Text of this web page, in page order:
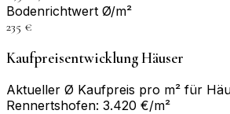
Bodenrichtwert Ø/m²
235 €
Kaufpreisentwicklung Häuser
Aktueller Ø Kaufpreis pro m² für
Rennertshofen: 3.420 €/m²